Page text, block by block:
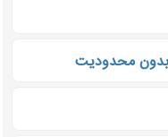
بدون محدودیت